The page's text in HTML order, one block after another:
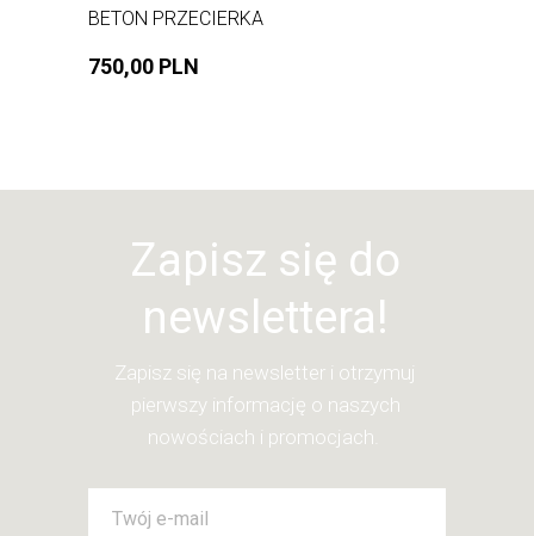
BETON PRZECIERKA
750,00 PLN
Zapisz się do
newslettera!
Zapisz się na newsletter i otrzymuj
pierwszy informację o naszych
nowościach i promocjach.